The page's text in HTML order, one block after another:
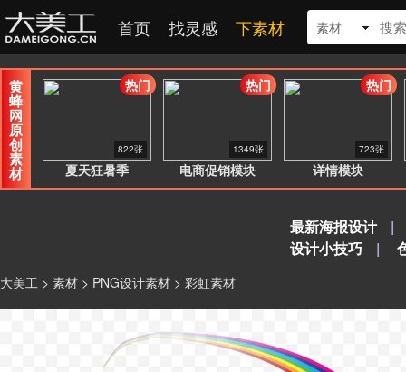
首页 找灵感 下素材 素材
黄
蜂
网
原
创
素
材 夏天狂暑季
822张
热门
电商促销模块
1349张
热门
详情模块
723张
热门
最新海报设计
|
设计小技巧
|
大美工 > 素材 > PNG设计素材 > 彩虹素材